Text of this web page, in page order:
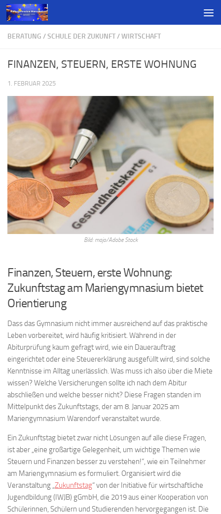
BERATUNG /SCHULE DER ZUKUNFT/WIRTSCHAFT
FINANZEN, STEUERN, ERSTE WOHNUNG
1. FEBRUAR 2025
Bild: majo/Adobe Stock
Finanzen, Steuern, erste Wohnung:
Zukunftstag am Mariengymnasium bietet
Orientierung
Dass das Gymnasium nicht immer ausreichend auf das praktische
Leben vorbereitet, wird häufig kritisiert. Während in der
Abiturprüfung kaum gefragt wird, wie ein Dauerauftrag
eingerichtet oder eine Steuererklärung ausgefüllt wird, sind solche
Kenntnisse im Alltag unerlässlich. Was muss ich also über die Miete
wissen? Welche Versicherungen sollte ich nach dem Abitur
abschließen und welche besser nicht? Diese Fragen standen im
Mittelpunkt des Zukunftstags, der am 8. Januar 2025 am
Mariengymnasium Warendorf veranstaltet wurde.
Ein Zukunftstag bietet zwar nicht Lösungen auf alle diese Fragen,
ist aber „eine großartige Gelegenheit, um wichtige Themen wie
Steuern und Finanzen besser zu verstehen!“, wie ein Teilnehmer
am Mariengymnasium es formuliert. Organisiert wird die
Veranstaltung „Zukunftstag“ von der Initiative für wirtschaftliche
Jugendbildung (IWJB) gGmbH, die 2019 aus einer Kooperation von
Schülerinnen, Schülern und Studierenden hervorgegangen ist. Die